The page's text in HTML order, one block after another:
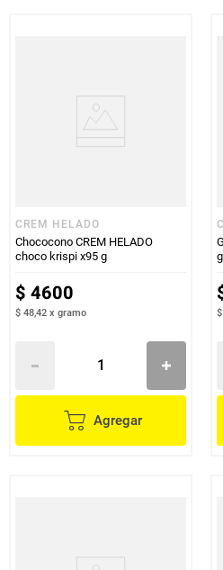
CREM HELADO
Chococono CREM HELADO
choco krispi x95 g
$ 4600
$ 48,42 x gramo
Agregar
g